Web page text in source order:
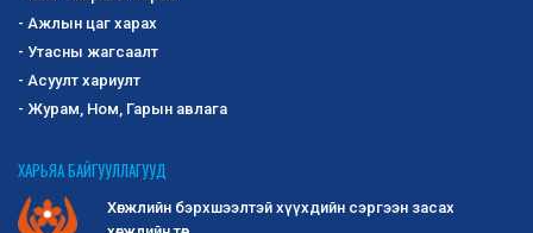
- Ажлын цаг харах
- Утасны жагсаалт
- Асуулт хариулт
- Журам, Ном, Гарын авлага
ХАРЬЯА БАЙГУУЛЛАГУУД
Хөгжлийн бэрхшээлтэй хүүхдийн сэргээн засах